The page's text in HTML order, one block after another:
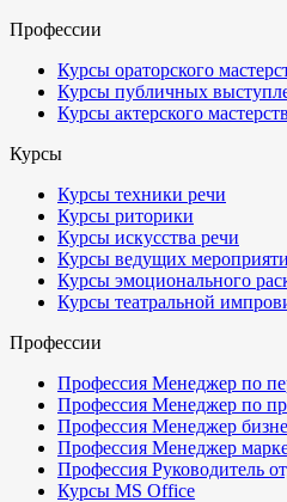
Профессии
Курсы ораторского
Курсы публичных
Курсы актерского
Курсы
Курсы техники речи
Курсы риторики
Курсы искусства речи
Курсы ведущих
Курсы эмоционального
Курсы театральной
Профессии
Профессия Менеджер по
Профессия Менеджер по
Профессия Менеджер
Профессия Менеджер
Профессия Руководитель
Курсы MS Office